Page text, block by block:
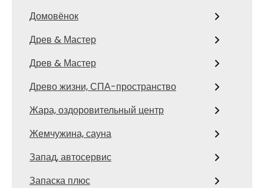
Домовёнок
Древ & Мастер
Древ & Мастер
Древо жизни, СПА-пространство
Жара, оздоровительный центр
Жемчужина, сауна
Запад, автосервис
Запаска плюс